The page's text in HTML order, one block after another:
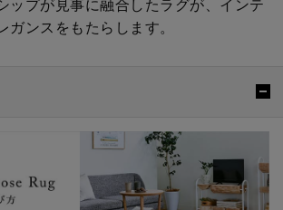
ップが見事に融合したラグが、インテ
ガンスをもたらします。